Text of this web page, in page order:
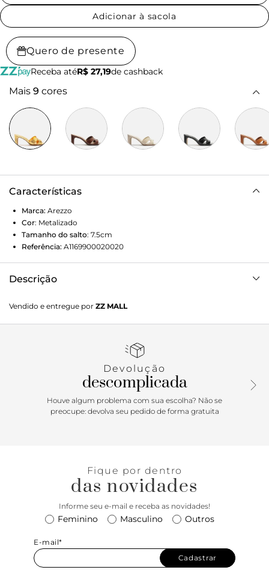
Adicionar à sacola
Quero de presente
Receba atéR$ 27,19de cashback
Mais 9 cores
Características
Marca: Arezzo
Cor: Metalizado
Tamanho do salto: 7.5cm
Referência: A1169900020020
Descrição
bico quadrado. Traz cabedal em tiras vazadas e formato H,
além de costuras pesponto por todo o contorno. Com
da marca. Aberta, exibe todo o pé.
Vendido e entregue por ZZ MALL
Devolução
descomplicada
Houve algum problema com sua escolha? Não se
preocupe: devolva seu pedido de forma gratuita
Fique por dentro
das novidades
Informe seu e-mail e receba as novidades!
Feminino Masculino Outros
E-mail*
Cadastrar